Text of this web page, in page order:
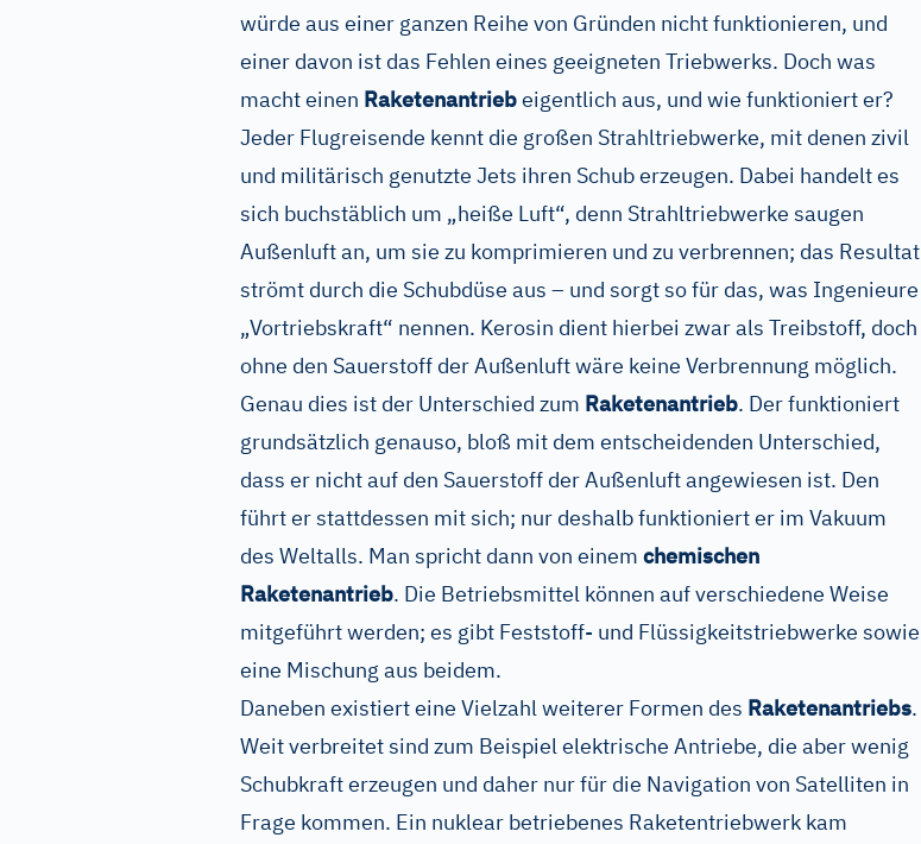
würde aus einer ganzen Reihe von Gründen nicht funktionieren, und
einer davon ist das Fehlen eines geeigneten Triebwerks. Doch was
macht einen Raketenantriebeigentlich aus, und wie funktioniert er?
Jeder Flugreisende kennt die großen Strahltriebwerke, mit denen zivil
und militärisch genutzte Jets ihren Schub erzeugen. Dabei handelt es
sich buchstäblich um „heiße Luft“, denn Strahltriebwerke saugen
Außenluft an, um sie zu komprimieren und zu verbrennen; das Resultat
strömt durch die Schubdüse aus – und sorgt so für das, was Ingenieure
„Vortriebskraft“ nennen. Kerosin dient hierbei zwar als Treibstoff, doch
ohne den Sauerstoff der Außenluft wäre keine Verbrennung möglich.
Genau dies ist der Unterschied zum Raketenantrieb. Der funktioniert
grundsätzlich genauso, bloß mit dem entscheidenden Unterschied,
dass er nicht auf den Sauerstoff der Außenluft angewiesen ist. Den
führt er stattdessen mit sich; nur deshalb funktioniert er im Vakuum
des Weltalls. Man spricht dann von einem chemischen
Raketenantrieb. Die Betriebsmittel können auf verschiedene Weise
mitgeführt werden; es gibt Feststoff- und Flüssigkeitstriebwerke sowie
eine Mischung aus beidem.
Daneben existiert eine Vielzahl weiterer Formen des Raketenantriebs.
Weit verbreitet sind zum Beispiel elektrische Antriebe, die aber wenig
Schubkraft erzeugen und daher nur für die Navigation von Satelliten in
Frage kommen. Ein nuklear betriebenes Raketentriebwerk kam